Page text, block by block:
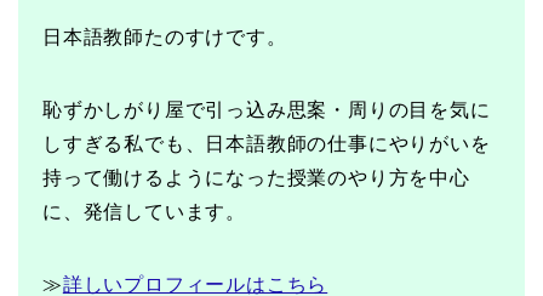
日本語教師たのすけです。
恥ずかしがり屋で引っ込み思案・周りの目を気に
しすぎる私でも、日本語教師の仕事にやりがいを
持って働けるようになった授業のやり方を中心
に、発信しています。
≫詳しいプロフィールはこちら